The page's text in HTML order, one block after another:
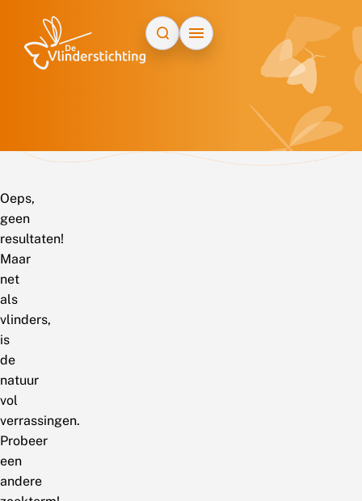
Oeps,
geen
resultaten!
Maar
net
als
vlinders,
is
de
natuur
vol
verrassingen.
Probeer
een
andere